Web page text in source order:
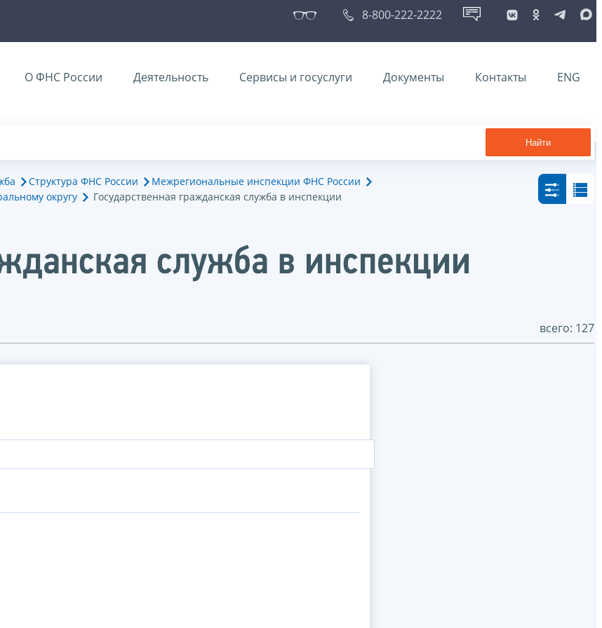
8-800-222-2222
О ФНС России Деятельность Сервисы и госуслуги Документы Контакты ENG
Найти
Структура ФНС России
Межрегиональные инспекции ФНС России
округу
Государственная гражданская служба в инспекции
служба в инспекции
всего: 127